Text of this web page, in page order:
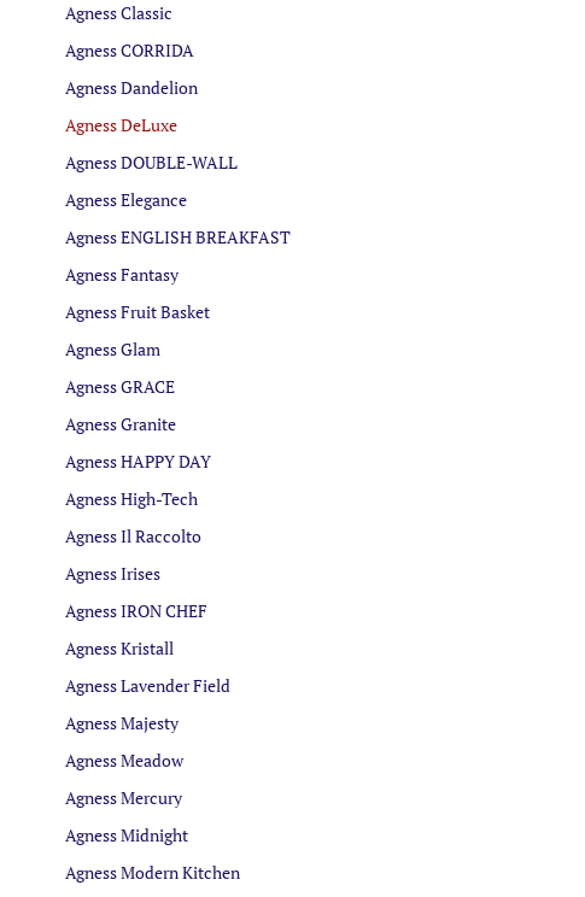
Agness Classic
Agness CORRIDA
Agness Dandelion
Agness DeLuxe
Agness DOUBLE-WALL
Agness Elegance
Agness ENGLISH BREAKFAST
Agness Fantasy
Agness Fruit Basket
Agness Glam
Agness GRACE
Agness Granite
Agness HAPPY DAY
Agness High-Tech
Agness Il Raccolto
Agness Irises
Agness IRON CHEF
Agness Kristall
Agness Lavender Field
Agness Majesty
Agness Meadow
Agness Mercury
Agness Midnight
Agness Modern Kitchen